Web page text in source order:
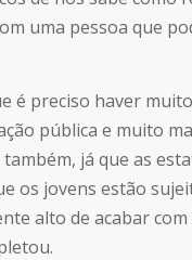
uma pessoa que
é preciso haver
pública e muito
também, já que as
os jovens estão
alto de acabar